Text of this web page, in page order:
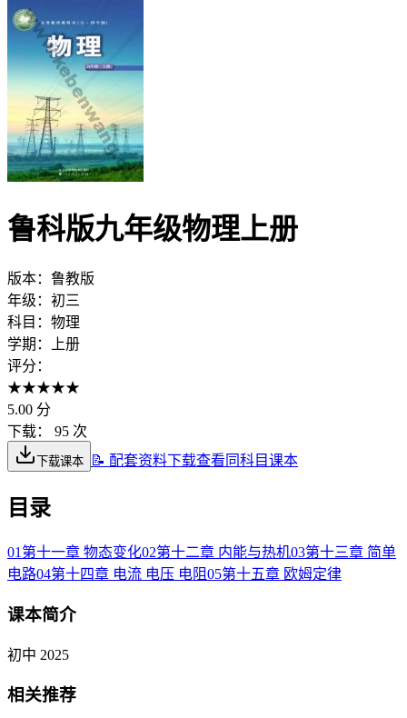
鲁科版九年级物理上册
版本： 鲁教版
年级： 初三
科目： 物理
学期：
上册
评分：
★★★★★
5.00 分
下载：
95 次
下载课本 📝 配套资料下载查看同科目课本
目录
01 第十一章 物态变化02第十二章 内能与热机03第十三章 简单
电路04第十四章 电流 电压 电阻05第十五章 欧姆定律
课本简介
初中 2025
相关推荐